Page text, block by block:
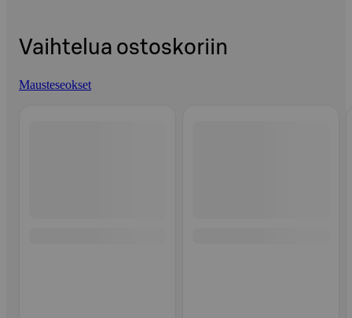
Vaihtelua ostoskoriin
Mausteseokset